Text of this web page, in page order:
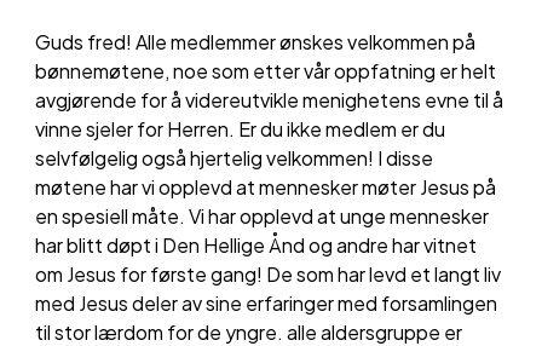
Guds fred! Alle medlemmer ønskes velkommen på
bønnemøtene, noe som etter vår oppfatning er helt
avgjørende for å videreutvikle menighetens evne til å
vinne sjeler for Herren. Er du ikke medlem er du
selvfølgelig også hjertelig velkommen! I disse
møtene har vi opplevd at mennesker møter Jesus på
en spesiell måte. Vi har opplevd at unge mennesker
har blitt døpt i Den Hellige Ånd og andre har vitnet
om Jesus for første gang! De som har levd et langt liv
med Jesus deler av sine erfaringer med forsamlingen
til stor lærdom for de yngre. alle aldersgruppe er